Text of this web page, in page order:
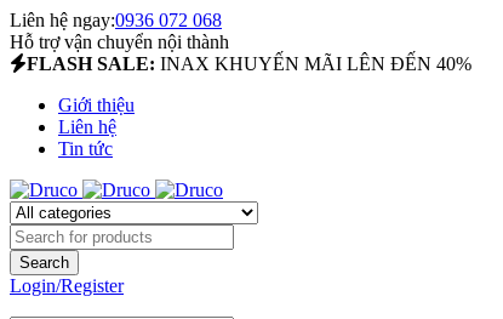
Liên hệ ngay:0936 072 068
Hỗ trợ vận chuyển nội thành
FLASH SALE: INAX KHUYẾN MÃI LÊN ĐẾN 40%
Giới thiệu
Liên hệ
Tin tức
Login/Register